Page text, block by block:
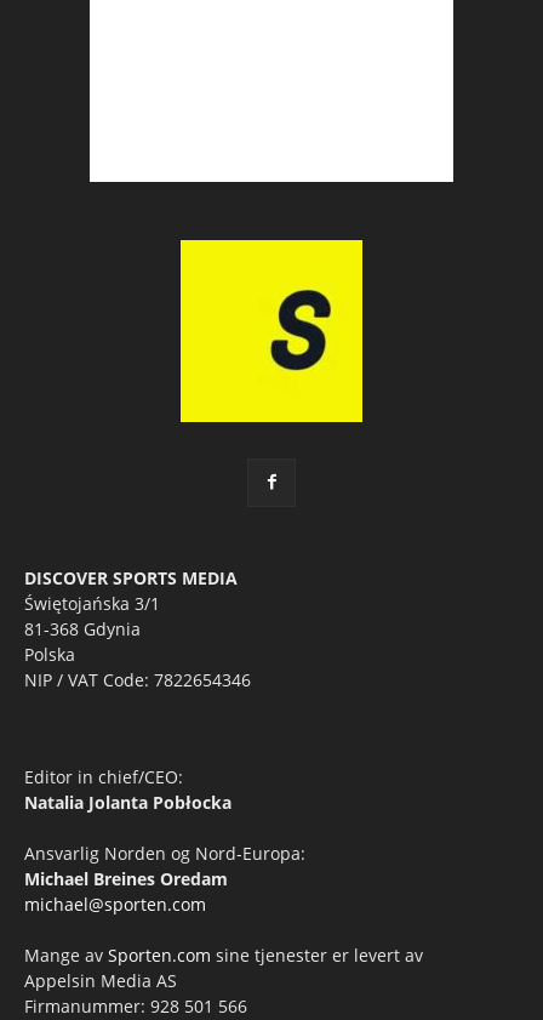
DISCOVER SPORTS MEDIA
Świętojańska 3/1
81-368 Gdynia
Polska
NIP / VAT Code: 7822654346
Editor in chief/CEO:
Natalia Jolanta Pobłocka
Ansvarlig Norden og Nord-Europa:
Michael Breines Oredam
michael@sporten.com
Mange av Sporten.com sine tjenester er levert av
Appelsin Media AS
Firmanummer: 928 501 566